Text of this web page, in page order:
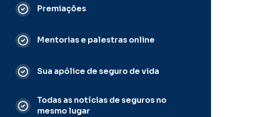
Premiações
Mentorias e palestras online
Sua apólice de seguro de vida
Todas as notícias de seguros no
mesmo lugar